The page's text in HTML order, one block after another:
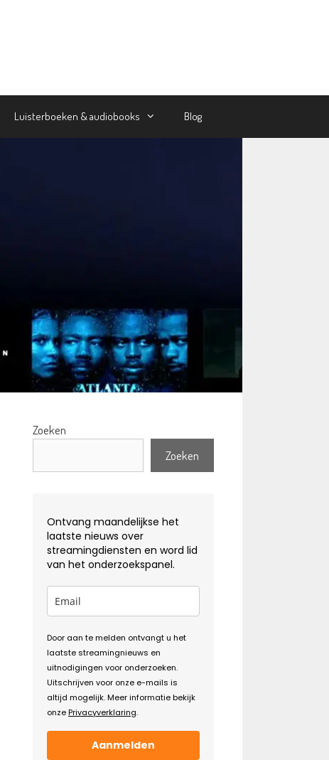
Luisterboeken & audiobooks Blog
Zoeken
Zoeken
Ontvang maandelijkse het
laatste nieuws over
streamingdiensten en word lid
van het onderzoekspanel.
Door aan te melden ontvangt u het
laatste streamingnieuws en
uitnodigingen voor onderzoeken.
Uitschrijven voor onze e-mails is
altijd mogelijk. Meer informatie bekijk
onzePrivacyverklaring.
Aanmelden